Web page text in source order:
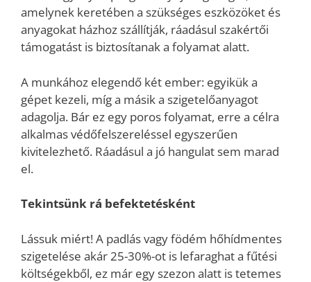
amelynek keretében a szükséges eszközöket és
anyagokat házhoz szállítják, ráadásul szakértői
támogatást is biztosítanak a folyamat alatt.
A munkához elegendő két ember: egyikük a
gépet kezeli, míg a másik a szigetelőanyagot
adagolja. Bár ez egy poros folyamat, erre a célra
alkalmas védőfelszereléssel egyszerűen
kivitelezhető. Ráadásul a jó hangulat sem marad
el.
Tekintsünk rá befektetésként
Lássuk miért! A padlás vagy födém hőhídmentes
szigetelése akár 25-30%-ot is lefaraghat a fűtési
költségekből, ez már egy szezon alatt is tetemes